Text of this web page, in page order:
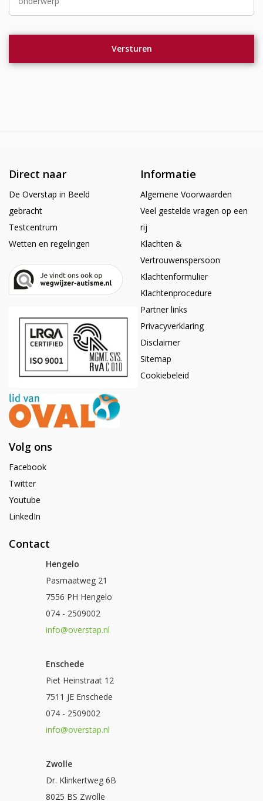
Direct naar
De Overstap in Beeld
gebracht
Testcentrum
Wetten en regelingen
Informatie
Algemene Voorwaarden
Veel gestelde vragen op een
rij
Klachten &
Vertrouwenspersoon
Klachtenformulier
Klachtenprocedure
Partner links
Privacyverklaring
Disclaimer
Sitemap
Cookiebeleid
Volg ons
Facebook
Twitter
Youtube
LinkedIn
Contact
Hengelo
Pasmaatweg 21
7556 PH Hengelo
074 - 2509002
info@overstap.nl
Enschede
Piet Heinstraat 12
7511 JE Enschede
074 - 2509002
info@overstap.nl
Zwolle
Dr. Klinkertweg 6B
8025 BS Zwolle